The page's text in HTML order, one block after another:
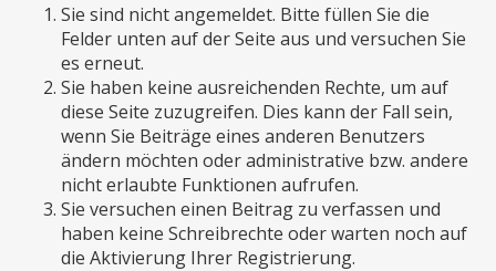
Sie sind nicht angemeldet. Bitte füllen Sie die
Felder unten auf der Seite aus und versuchen Sie
es erneut.
Sie haben keine ausreichenden Rechte, um auf
diese Seite zuzugreifen. Dies kann der Fall sein,
wenn Sie Beiträge eines anderen Benutzers
ändern möchten oder administrative bzw. andere
nicht erlaubte Funktionen aufrufen.
Sie versuchen einen Beitrag zu verfassen und
haben keine Schreibrechte oder warten noch auf
die Aktivierung Ihrer Registrierung.